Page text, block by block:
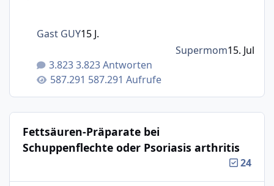
3.823 Antworten
587.291 Aufrufe
Gast GUY15 J.
Supermom15. Jul
Fettsäuren-Präparate bei
Schuppenflechte oder Psoriasis arthritis
24